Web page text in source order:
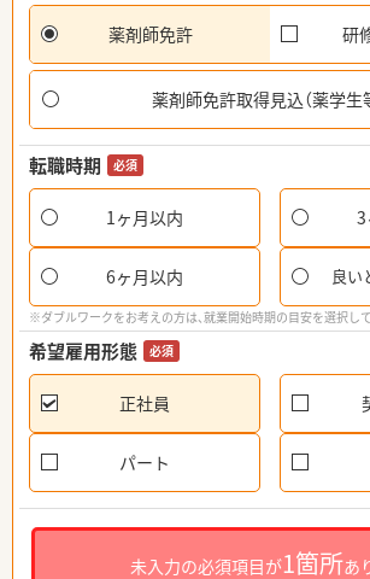
薬剤師免許 研
薬剤師免許取得見込（薬学生
転職時期 必須
1ヶ月以内 3
6ヶ月以内 良い
※ダブルワークをお考えの方は、就業開始時期の目安を選択し
希望雇用形態 必須
正社員
パート
未入力の必須項目が1箇所あ